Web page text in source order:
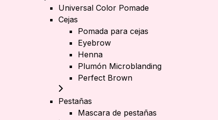
Universal Color Pomade
Cejas
Pomada para cejas
Eyebrow
Henna
Plumón Microblanding
Perfect Brown
Pestañas
Mascara de pestañas